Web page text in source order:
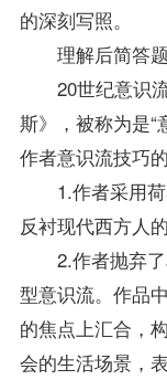
的深刻写照。
理解后简答题
20世纪意识流
斯》，被称为是“
作者意识流技巧
1.作者采用荷
反衬现代西方人
2.作者抛弃了
型意识流。作品
的焦点上汇合，
会的生活场景，